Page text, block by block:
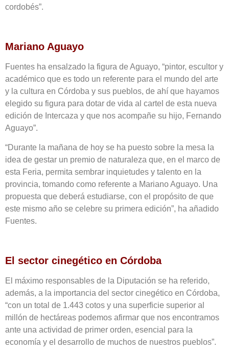
cordobés”.
Mariano Aguayo
Fuentes ha ensalzado la figura de Aguayo, “pintor, escultor y
académico que es todo un referente para el mundo del arte
y la cultura en Córdoba y sus pueblos, de ahí que hayamos
elegido su figura para dotar de vida al cartel de esta nueva
edición de Intercaza y que nos acompañe su hijo, Fernando
Aguayo”.
“Durante la mañana de hoy se ha puesto sobre la mesa la
idea de gestar un premio de naturaleza que, en el marco de
esta Feria, permita sembrar inquietudes y talento en la
provincia, tomando como referente a Mariano Aguayo. Una
propuesta que deberá estudiarse, con el propósito de que
este mismo año se celebre su primera edición”, ha añadido
Fuentes.
El sector cinegético en Córdoba
El máximo responsables de la Diputación se ha referido,
además, a la importancia del sector cinegético en Córdoba,
“con un total de 1.443 cotos y una superficie superior al
millón de hectáreas podemos afirmar que nos encontramos
ante una actividad de primer orden, esencial para la
economía y el desarrollo de muchos de nuestros pueblos”.